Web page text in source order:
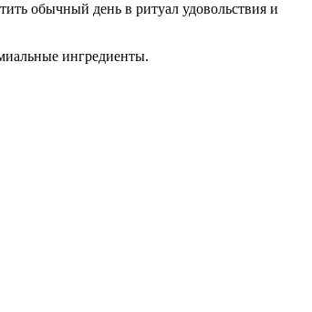
обычный день в ритуал удовольствия и
ингредиенты.